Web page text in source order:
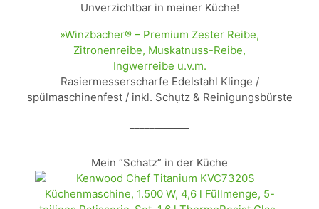
Unverzichtbar in meiner Küche!
»Winzbacher® – Premium Zester Reibe,
Zitronenreibe, Muskatnuss-Reibe,
Ingwerreibe u.v.m.
Rasiermesserscharfe Edelstahl Klinge /
spülmaschinenfest / inkl. Schụtz & Reinigungsbürste
Mein “Schatz” in der Küche